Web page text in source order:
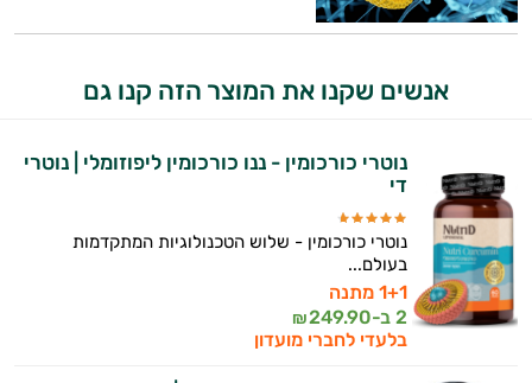
אנשים שקנו את המוצר הזה קנו גם
נוטרי כורכומין - ננו כורכומין ליפוזומלי | נוטרי
די
נוטרי כורכומין - שלוש הטכנולוגיות המתקדמות
בעולם...
1+1 מתנה
2 ב-
249.90
₪
בלעדי לחברי מועדון